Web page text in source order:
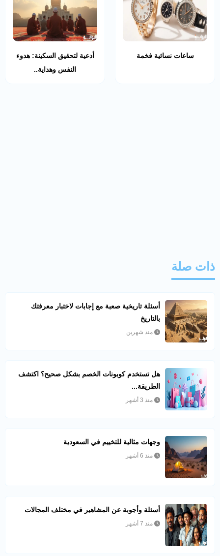
ساعات نسائية فخمة
أدعية لتحقيق السكينة: هدوء
النفس وهداية..
ذات صلة
أسئلة تاريخية صعبة مع إجابات لاختبار معرفتك
بالتاريخ
منذ شهرين
هل تستخدم كوبونات الخصم بشكل صحيح؟ اكتشف
الطريقة...
منذ 3 أشهر
وجهات مثالية للتخييم في السعودية
منذ 6 أشهر
أسئلة وأجوبة عن المشاهير في مختلف المجالات
منذ 7 أشهر